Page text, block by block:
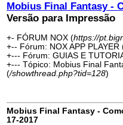
Mobius Final Fantasy -
Versão para Impressão
+- FÓRUM NOX (https://
+-- Fórum: NOX APP PLAYER
+--- Fórum: GUIAS E
+--- Tópico: Mobius Final
(/showthread.php?tid=128)
Mobius Final Fantasy -
17-2017